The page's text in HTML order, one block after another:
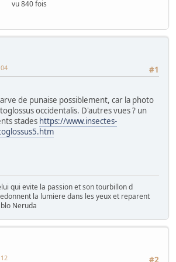
vu 840 fois
#1
de punaise possiblement, car la photo
occidentalis. D'autres vues ? un
stades https://www.insectes-
qui evite la passion et son tourbillon d
la lumiere dans les yeux et reparent
Neruda
#2